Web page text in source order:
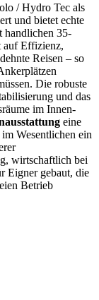
/ Hydro Tec als
und bietet echte
handlichen 35-
auf Effizienz,
Reisen – so
Die robuste
und das
im Innen-
eine
Wesentlichen ein
wirtschaftlich bei
Eigner gebaut, die
Betrieb